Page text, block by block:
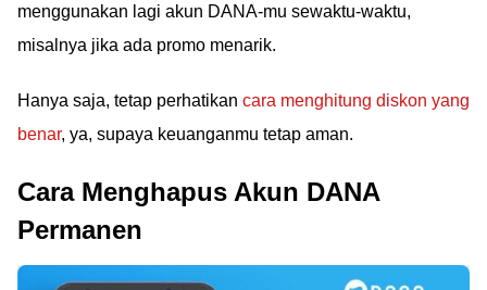
menggunakan lagi akun DANA-mu sewaktu-waktu,
misalnya jika ada promo menarik.
Hanya saja, tetap perhatikan cara menghitung diskon yang
benar, ya, supaya keuanganmu tetap aman.
Cara Menghapus Akun DANA
Permanen